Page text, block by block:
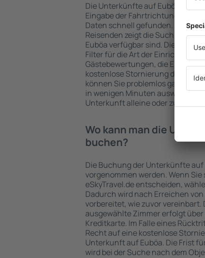
Die Unterkünfte auf Euböa
Eingabe der Fahrtrichtung und
Daten schnell gefunden. Nach
Reisenden zeigt die
Euböa verfügbar sind. Die
Filter für die Art der Einrichtung
Gästebewertungen, die
kostenlose Stornierung der
können Sie problemlos ganz
in wenigen Minuten auswählen.
Unterkunft alleine oder
Wo kann man die
buchen?
Die Buchung der Unterkünfte
vorgenommen werden. Wenn
eSkyTravel.de entscheiden,
Dadurch wird nach Erreichen
vorbereitet, wie zuvor vereinbart.
ausgewählte Zimmer erfolgt
Kreditkarte. Im Falle eines
Recht auf eine kostenlose
Unterkunft auf Euböa. Die Frist
wird bei der Suche nach dem